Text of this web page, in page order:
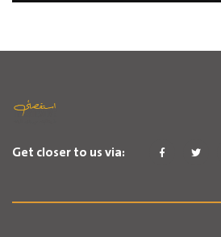
Get closer to us via: